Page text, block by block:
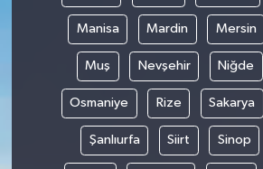
Manisa Mardin Mersin
Muş Nevşehir Niğde
Osmaniye Rize Sakarya
Şanlıurfa Siirt Sinop